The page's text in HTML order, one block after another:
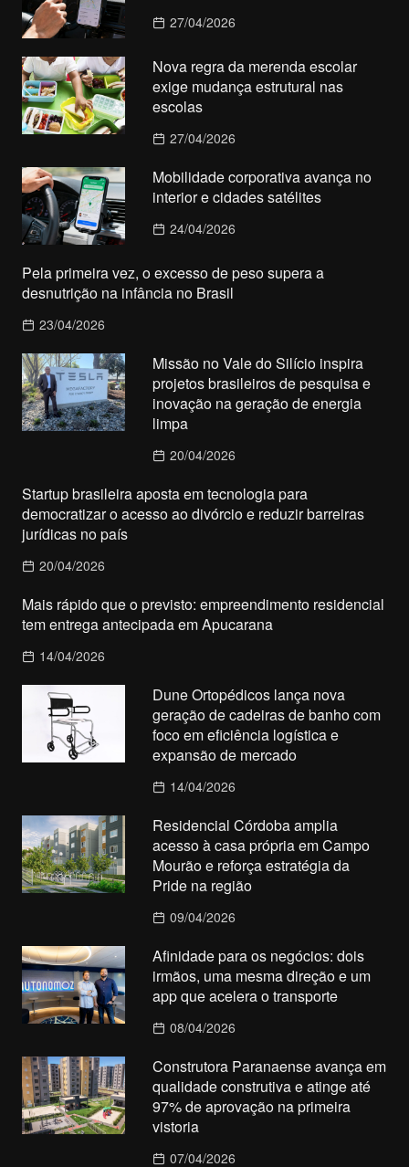
27/04/2026
Nova regra da merenda escolar
exige mudança estrutural nas
escolas
27/04/2026
Mobilidade corporativa avança no
interior e cidades satélites
24/04/2026
Pela primeira vez, o excesso de peso supera a
desnutrição na infância no Brasil
23/04/2026
Missão no Vale do Silício inspira
projetos brasileiros de pesquisa e
inovação na geração de energia
limpa
20/04/2026
Startup brasileira aposta em tecnologia para
democratizar o acesso ao divórcio e reduzir barreiras
jurídicas no país
20/04/2026
Mais rápido que o previsto: empreendimento residencial
tem entrega antecipada em Apucarana
14/04/2026
Dune Ortopédicos lança nova
geração de cadeiras de banho com
foco em eficiência logística e
expansão de mercado
14/04/2026
Residencial Córdoba amplia
acesso à casa própria em Campo
Mourão e reforça estratégia da
Pride na região
09/04/2026
Afinidade para os negócios: dois
irmãos, uma mesma direção e um
app que acelera o transporte
08/04/2026
Construtora Paranaense avança em
qualidade construtiva e atinge até
97% de aprovação na primeira
vistoria
07/04/2026